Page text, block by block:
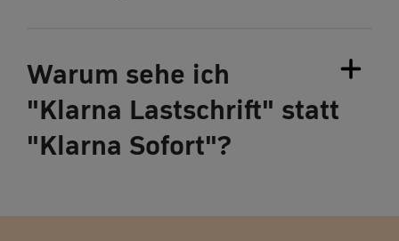
Warum sehe ich
"Klarna Lastschrift" statt
"Klarna Sofort"?